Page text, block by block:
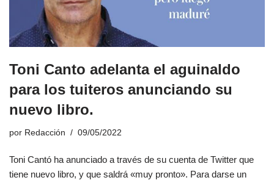
Toni Canto adelanta el aguinaldo
para los tuiteros anunciando su
nuevo libro.
por Redacción 09/05/2022
Toni Cantó ha anunciado a través de su cuenta de Twitter que
tiene nuevo libro, y que saldrá «muy pronto». Para darse un